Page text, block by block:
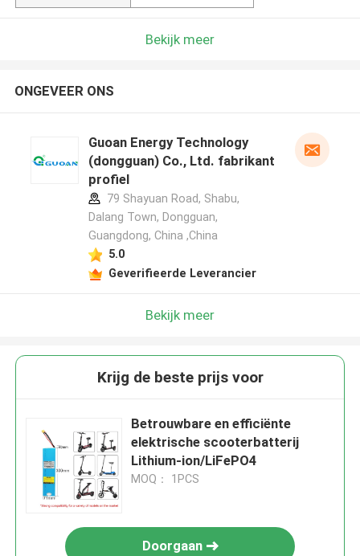
Bekijk meer
ONGEVEER ONS
Guoan Energy Technology
(dongguan) Co., Ltd. fabrikant
profiel
79 Shayuan Road, Shabu,
Dalang Town, Dongguan,
Guangdong, China ,China
5.0
Geverifieerde Leverancier
Bekijk meer
Krijg de beste prijs voor
Betrouwbare en efficiënte
elektrische scooterbatterij
Lithium-ion/LiFePO4
MOQ： 1PCS
Doorgaan